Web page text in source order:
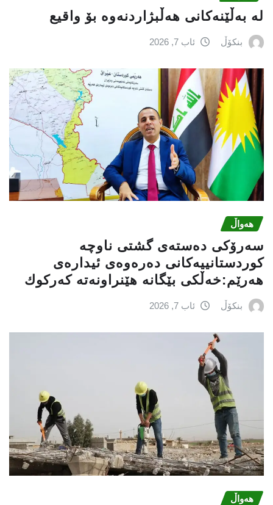
لە بەڵێنەکانی هەڵبژاردنەوە بۆ واقیع
بنکۆڵ ئاب 7, 2026
هەواڵ
سه‌رۆكی دەستەی گشتی ناوچە
كوردستانییەكانی دەرەوەی ئیدارەی
هەرێم:خه‌ڵكی بێگانه‌ هێنراونه‌ته‌ كه‌ركوك
بنکۆڵ ئاب 7, 2026
هەواڵ